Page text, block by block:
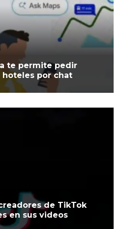
te permite pedir
hoteles por chat
de TikTok
en sus videos